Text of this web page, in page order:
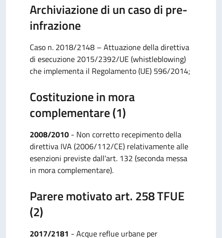
Archiviazione di un caso di pre-
infrazione
Caso n. 2018/2148 – Attuazione della direttiva
di esecuzione 2015/2392/UE (whistleblowing)
che implementa il Regolamento (UE) 596/2014;
Costituzione in mora
complementare (1)
2008/2010 - Non corretto recepimento della
direttiva IVA (2006/112/CE) relativamente alle
esenzioni previste dall'art. 132 (seconda messa
in mora complementare).
Parere motivato art. 258 TFUE
(2)
2017/2181 - Acque reflue urbane per